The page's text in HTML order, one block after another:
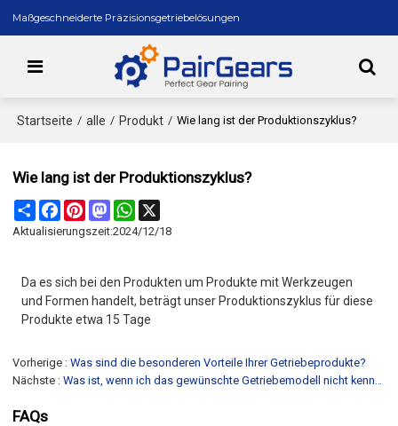
Maßgeschneiderte Präzisionsgetriebelösungen
Startseite / alle / Produkt / Wie lang ist der Produktionszyklus?
Wie lang ist der Produktionszyklus?
Share FacebookPinterestMastodonWhatsApp
Aktualisierungszeit:2024/12/18
Da es sich bei den Produkten um Produkte mit Werkzeugen
und Formen handelt, beträgt unser Produktionszyklus für diese
Produkte etwa 15 Tage
Vorherige
Was sind die besonderen Vorteile Ihrer Getriebeprodukte?
Nächste
FAQs